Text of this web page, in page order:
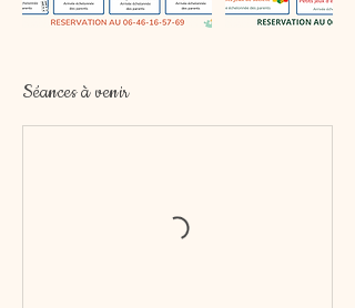
Séances à venir